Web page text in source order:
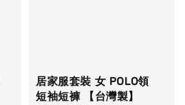
居家服套裝 女 POLO領
短袖短褲 【台灣製】